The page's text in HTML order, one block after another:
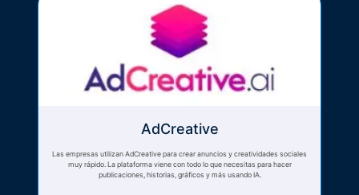
AdCreative
Las empresas utilizan AdCreative para crear anuncios y creatividades sociales
muy rápido. La plataforma viene con todo lo que necesitas para hacer
publicaciones, historias, gráficos y más usando IA.